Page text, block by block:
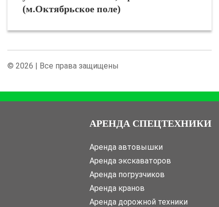
(м.Октябрьское поле)
© 2026 | Все права защищены
АРЕНДА СПЕЦТЕХНИКИ
Аренда автовышки
Аренда экскаваторов
Аренда погрузчиков
Аренда кранов
Аренда дорожной техники